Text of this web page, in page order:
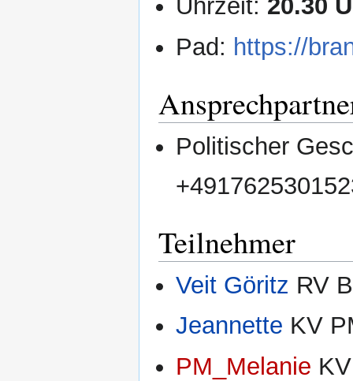
Uhrzeit: 20.30
Pad: https://
Politischer
Teilnehmer
Veit Göritz RV
Jeannette KV
PM_Melanie